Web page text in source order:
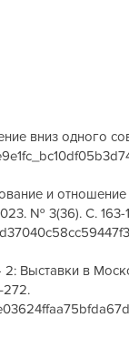
вниз одного
и
№ 3(36). С. 163-
Выставки в